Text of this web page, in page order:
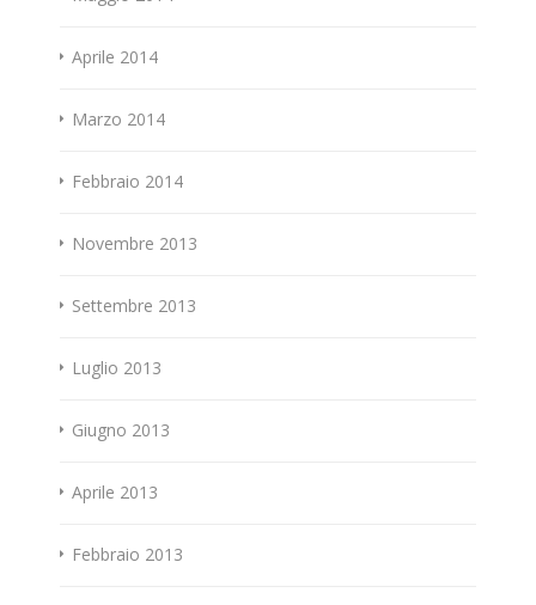
Aprile 2014
Marzo 2014
Febbraio 2014
Novembre 2013
Settembre 2013
Luglio 2013
Giugno 2013
Aprile 2013
Febbraio 2013